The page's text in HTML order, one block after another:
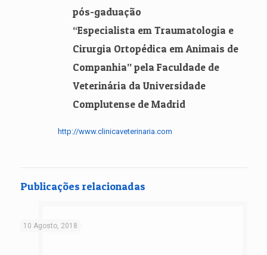
pós-gaduação
“Especialista em Traumatologia e
Cirurgia Ortopédica em Animais de
Companhia” pela Faculdade de
Veterinária da Universidade
Complutense de Madrid
http://www.clinicaveterinaria.com
Publicações relacionadas
10 Agosto, 2018